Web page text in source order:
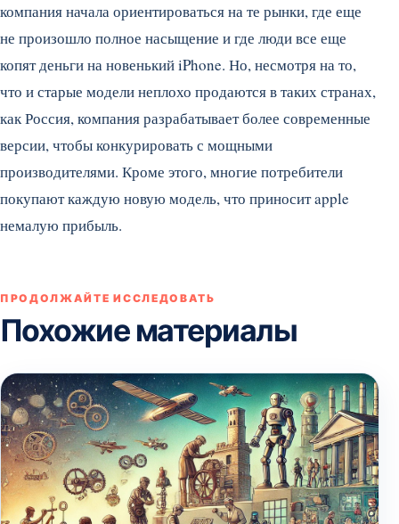
компания начала ориентироваться на те рынки, где еще
не произошло полное насыщение и где люди все еще
копят деньги на новенький iPhone. Но, несмотря на то,
что и старые модели неплохо продаются в таких странах,
как Россия, компания разрабатывает более современные
версии, чтобы конкурировать с мощными
производителями. Кроме этого, многие потребители
покупают каждую новую модель, что приносит apple
немалую прибыль.
ПРОДОЛЖАЙТЕ ИССЛЕДОВАТЬ
Похожие материалы